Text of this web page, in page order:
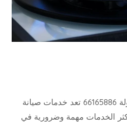
صيانة الجولة صيانة الجولة 66165886 تعد خدمات صيانة
الخدمات مهمة وضرورية في